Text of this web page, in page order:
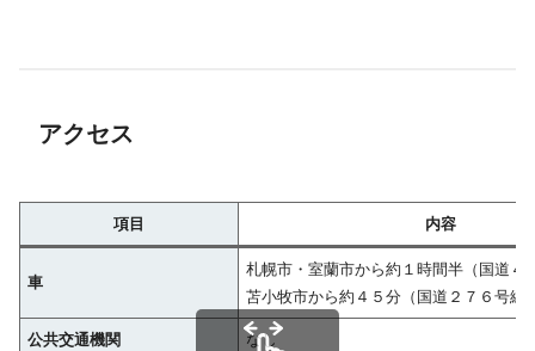
アクセス
項目 内容
車
札幌市・室蘭市から約１時間半（国道４
苫小牧市から約４５分（国道２７６号線
公共交通機関 なし